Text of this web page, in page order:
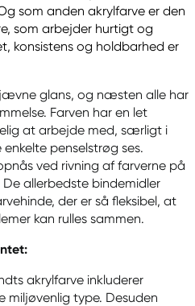
som anden akrylfarve er den
som arbejder hurtigt og
konsistens og holdbarhed er
glans, og næsten alle har
Farven har en let
at arbejde med, særligt i
penselstrøg ses.
ved rivning af farverne på
allerbedste bindemidler
der er så fleksibel, at
kan rulles sammen.
akrylfarve inkluderer
miljøvenlig type. Desuden